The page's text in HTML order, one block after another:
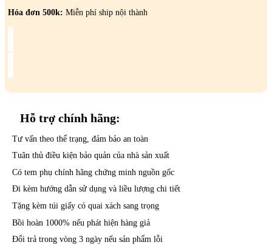
Hóa đơn 500k: Miễn phí ship nội thành
Hỗ trợ chính hãng:
Tư vấn theo thể trạng, đảm bảo an toàn
Tuân thủ điều kiện bảo quản của nhà sản xuất
Có tem phụ chính hãng chứng minh nguồn gốc
Đi kèm hướng dẫn sử dụng và liều lượng chi tiết
Tặng kèm túi giấy có quai xách sang trọng
Bồi hoàn 1000% nếu phát hiện hàng giả
Đổi trả trong vòng 3 ngày nếu sản phẩm lỗi